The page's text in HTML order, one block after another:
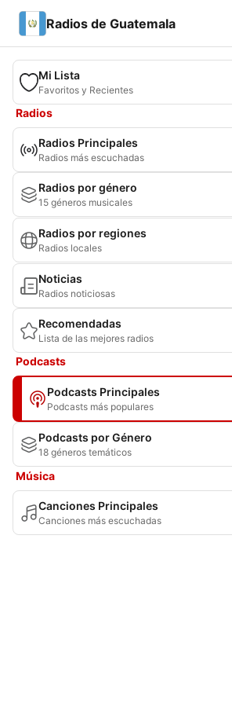
Radios de Guatemala
Mi Lista
Favoritos y Recientes
Radios
Radios Principales
Radios más escuchadas
Radios por género
15 géneros musicales
Radios por regiones
Radios locales
Noticias
Radios noticiosas
Recomendadas
Lista de las mejores radios
Podcasts
Podcasts Principales
Podcasts más populares
Podcasts por Género
18 géneros temáticos
Música
Canciones Principales
Canciones más escuchadas